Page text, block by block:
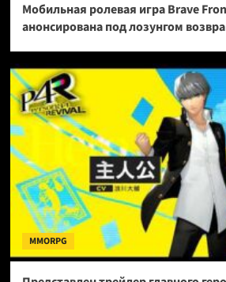
Мобильная ролевая игра Brave
анонсирована под лозунгом
MMORPG